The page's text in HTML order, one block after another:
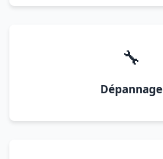
🔧
Dépannage